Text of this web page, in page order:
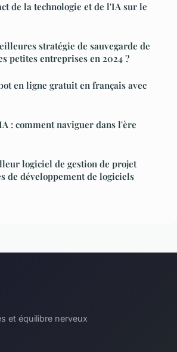
de la technologie et de l'IA sur le
stratégie de sauvegarde de
petites entreprises en 2024 ?
en ligne gratuit en français avec
: comment naviguer dans l'ère
logiciel de gestion de projet
de développement de logiciels
et équilibre nerveux